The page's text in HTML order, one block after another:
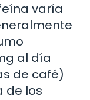
varía
al día
de café)
de los